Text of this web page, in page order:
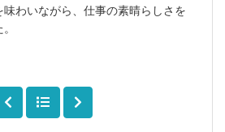
わいながら、仕事の素晴らしさを